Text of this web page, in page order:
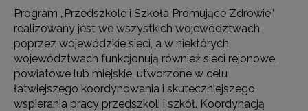
Program „Przedszkole i Szkoła Promujące Zdrowie”
realizowany jest we wszystkich województwach
poprzez wojewódzkie sieci, a w niektórych
województwach funkcjonują również sieci rejonowe,
powiatowe lub miejskie, utworzone w celu
łatwiejszego koordynowania i skuteczniejszego
wspierania pracy przedszkoli i szkół. Koordynacją